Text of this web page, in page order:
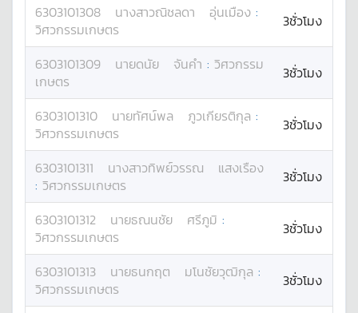
6303101308 นางสาวณิชลดา อุ่นเมือง :
วิศวกรรมเกษตร
3ชั่วโมง
6303101309 นายดนัย จันคำ : วิศวกรรม
เกษตร
3ชั่วโมง
6303101310 นายทัศน์พล ภูวเกียรติกุล :
วิศวกรรมเกษตร
3ชั่วโมง
6303101311 นางสาวทิพย์วรรณ
แสงเรือง
: วิศวกรรมเกษตร 3ชั่วโมง
6303101312 นายธณนชัย ศรีภูมิ :
วิศวกรรมเกษตร
3ชั่วโมง
6303101313 นายธนกฤต มโนชัยวุฒิกุล :
วิศวกรรมเกษตร
3ชั่วโมง